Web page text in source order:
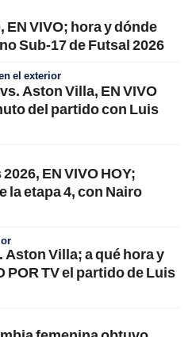
VIVO; hora y dónde
Sub-17 de Futsal 2026
el exterior
Aston Villa, EN VIVO
del partido con Luis
EN VIVO HOY;
la etapa 4, con Nairo
Villa; a qué hora y
POR TV el partido de Luis